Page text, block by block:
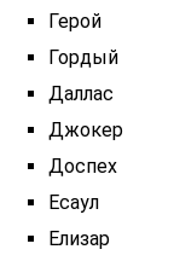
Герой
Гордый
Даллас
Джокер
Доспех
Есаул
Елизар